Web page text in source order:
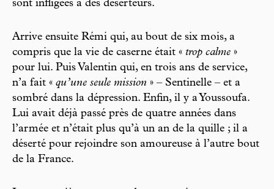
sont infligées à des déserteurs.
Arrive ensuite Rémi qui, au bout de six mois, a
compris que la vie de caserne était « trop calme »
pour lui. Puis Valentin qui, en trois ans de service,
n’a fait « qu’une seule mission » – Sentinelle – et a
sombré dans la dépression. Enfin, il y a Youssoufa.
Lui avait déjà passé près de quatre années dans
l’armée et n’était plus qu’à un an de la quille ; il a
déserté pour rejoindre son amoureuse à l’autre bout
de la France.